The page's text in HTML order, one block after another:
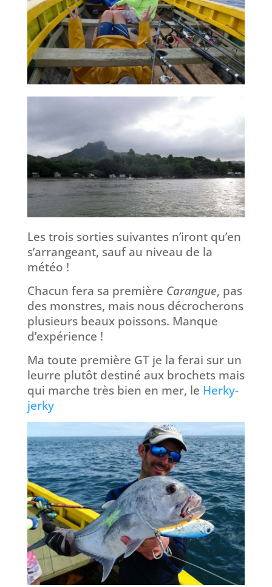
Les trois sorties suivantes n’iront qu’en
s’arrangeant, sauf au niveau de la
météo !
Chacun fera sa première Carangue, pas
des monstres, mais nous décrocherons
plusieurs beaux poissons. Manque
d’expérience !
Ma toute première GT je la ferai sur un
leurre plutôt destiné aux brochets mais
qui marche très bien en mer, le Herky-
jerky